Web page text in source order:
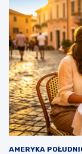
AMERYKA